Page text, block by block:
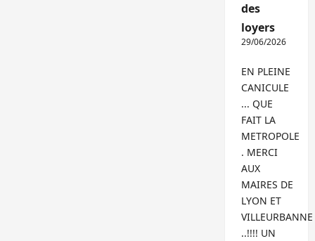
des
loyers
29/06/2026
EN PLEINE
CANICULE
... QUE
FAIT LA
METROPOLE
. MERCI
AUX
MAIRES DE
LYON ET
VILLEURBANNE
..!!!! UN